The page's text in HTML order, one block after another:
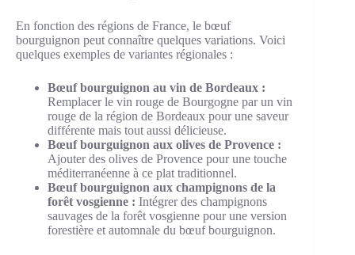
En fonction des régions de France, le bœuf
bourguignon peut connaître quelques variations. Voici
quelques exemples de variantes régionales :
Bœuf bourguignon au vin de Bordeaux :
Remplacer le vin rouge de Bourgogne par un vin
rouge de la région de Bordeaux pour une saveur
différente mais tout aussi délicieuse.
Bœuf bourguignon aux olives de Provence :
Ajouter des olives de Provence pour une touche
méditerranéenne à ce plat traditionnel.
Bœuf bourguignon aux champignons de la
forêt vosgienne : Intégrer des champignons
sauvages de la forêt vosgienne pour une version
forestière et automnale du bœuf bourguignon.